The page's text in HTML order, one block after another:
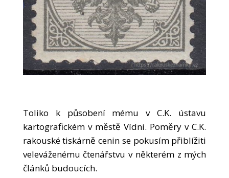
Toliko k působení mému v C.K. ústavu
kartografickém v městě Vídni. Poměry v C.K.
rakouské tiskárně cenin se pokusím přiblížiti
veleváženému čtenářstvu v některém z mých
článků budoucích.